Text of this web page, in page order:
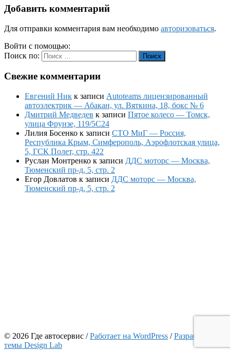
Добавить комментарий
Для отправки комментария вам необходимо авторизоваться.
Войти с помощью:
Поиск по:
Поиск
Свежие комментарии
Евгений Ник к записи Autoteams лицензированный
автоэлектрик — Абакан, ул. Вяткина, 18, бокс № 6
Дмитрий Медведев к записи Пятое колесо — Томск,
улица Фрунзе, 119/5С24
Лилия Босенко к записи СТО МиГ — Россия,
Республика Крым, Симферополь, Аэрофлотская улица,
5, ГСК Полет, стр. 422
Руслан Монтренко к записи ДДС моторс — Москва,
Тюменский пр-д, 5, стр. 2
Егор Довлатов к записи ДДС моторс — Москва,
Тюменский пр-д, 5, стр. 2
© 2026 Где автосервис / Работает на WordPress / Разработчик
темы Design Lab